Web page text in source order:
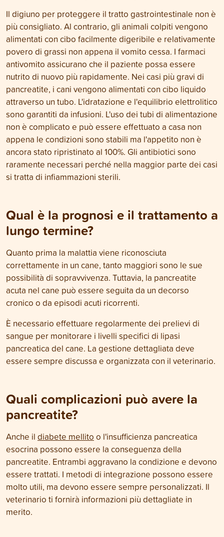
Il digiuno per proteggere il tratto gastrointestinale non è
più consigliato. Al contrario, gli animali colpiti vengono
alimentati con cibo facilmente digeribile e relativamente
povero di grassi non appena il vomito cessa. I farmaci
antivomito assicurano che il paziente possa essere
nutrito di nuovo più rapidamente. Nei casi più gravi di
pancreatite, i cani vengono alimentati con cibo liquido
attraverso un tubo. L'idratazione e l'equilibrio elettrolitico
sono garantiti da infusioni. L'uso dei tubi di alimentazione
non è complicato e può essere effettuato a casa non
appena le condizioni sono stabili ma l'appetito non è
ancora stato ripristinato al 100%. Gli antibiotici sono
raramente necessari perché nella maggior parte dei casi
si tratta di infiammazioni sterili.
Qual è la prognosi e il trattamento a
lungo termine?
Quanto prima la malattia viene riconosciuta
correttamente in un cane, tanto maggiori sono le sue
possibilità di sopravvivenza. Tuttavia, la pancreatite
acuta nel cane può essere seguita da un decorso
cronico o da episodi acuti ricorrenti.
È necessario effettuare regolarmente dei prelievi di
sangue per monitorare i livelli specifici di lipasi
pancreatica del cane. La gestione dettagliata deve
essere sempre discussa e organizzata con il veterinario.
Quali complicazioni può avere la
pancreatite?
Anche il diabete mellito o l'insufficienza pancreatica
esocrina possono essere la conseguenza della
pancreatite. Entrambi aggravano la condizione e devono
essere trattati. I metodi di integrazione possono essere
molto utili, ma devono essere sempre personalizzati. Il
veterinario ti fornirà informazioni più dettagliate in
merito.